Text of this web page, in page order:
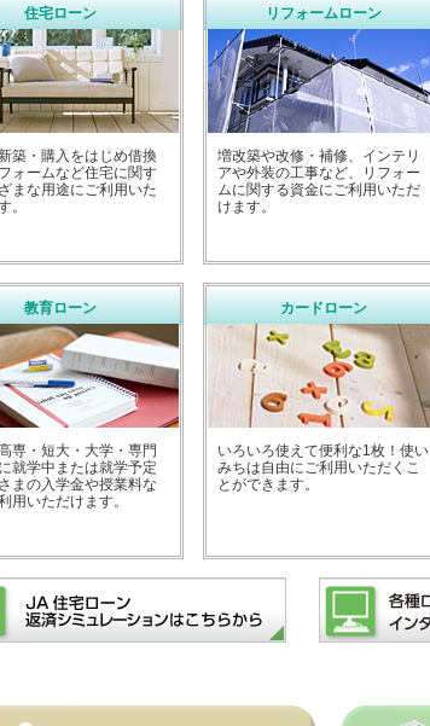
住宅ローン
築・購入をはじめ借換
ォームなど住宅に関す
まな用途にご利用いた
。
リフォームローン
増改築や改修・補修、インテリ
アや外装の工事など、リフォー
ムに関する資金にご利用いただ
けます。
教育ローン
専・短大・大学・専門
就学中または就学予定
まの入学金や授業料な
用いただけます。
カードローン
いろいろ使えて便利な1枚！使い
みちは自由にご利用いただくこ
とができます。